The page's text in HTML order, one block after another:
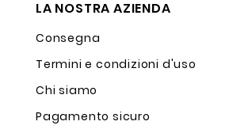
LA NOSTRA AZIENDA
Consegna
Termini e condizioni d'uso
Chi siamo
Pagamento sicuro